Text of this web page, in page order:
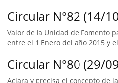
Circular N°82 (14/
Valor de la Unidad de Fomento
entre el 1 Enero del año 2015 y
Circular N°80 (29/
Aclara y precisa el concepto de